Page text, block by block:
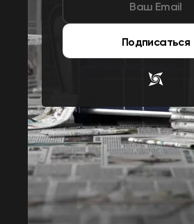
Подписаться